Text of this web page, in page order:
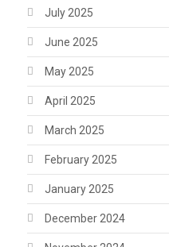
July 2025
June 2025
May 2025
April 2025
March 2025
February 2025
January 2025
December 2024